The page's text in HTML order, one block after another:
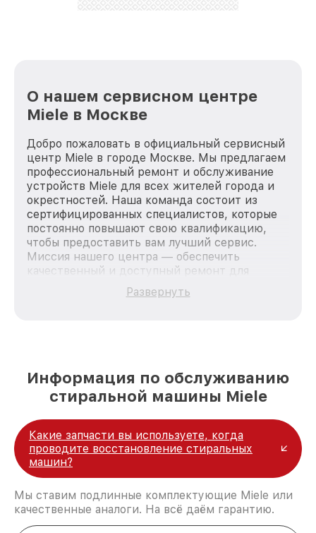
О нашем сервисном центре
Miele в Москве
Добро пожаловать в официальный сервисный
центр Miele в городе Москве. Мы предлагаем
профессиональный ремонт и обслуживание
устройств Miele для всех жителей города и
окрестностей. Наша команда состоит из
сертифицированных специалистов, которые
постоянно повышают свою квалификацию,
чтобы предоставить вам лучший сервис.
Миссия нашего центра — обеспечить
качественный и доступный ремонт для
каждого пользователя продукции Miele, вне
зависимости от сложности поломки. Мы
Москве, постоянно повышая уровень доверия
и лояльности наших клиентов.
Развернуть
Информация по обслуживанию
стиральной машины Miele
Какие запчасти вы используете, когда
проводите восстановление стиральных
машин?
Мы ставим подлинные комплектующие Miele или
качественные аналоги. На всё даём гарантию.